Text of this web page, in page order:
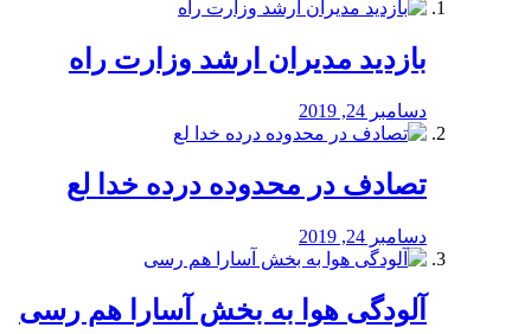
بازدید مدیران ارشد وزارت راه
دسامبر 24, 2019
تصادف در محدوده درده خدا لع
دسامبر 24, 2019
آلودگی هوا به بخش آسارا هم رسی